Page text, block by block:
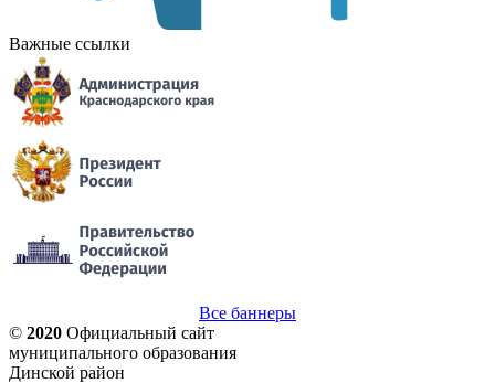
Важные ссылки
Все баннеры
© 2020 Официальный сайт
муниципального образования
Динской район